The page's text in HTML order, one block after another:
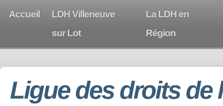
Accueil
LDH Villeneuve
sur Lot
La LDH en
Région
Ligue des droits de